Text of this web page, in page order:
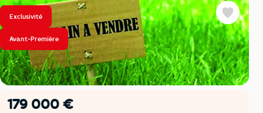
Exclusivité
Avant-Première
179 000 €
Favoris